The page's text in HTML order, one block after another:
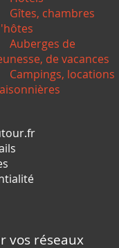
Gîtes, chambres
Auberges de
de vacances
Campings, locations
vos réseaux